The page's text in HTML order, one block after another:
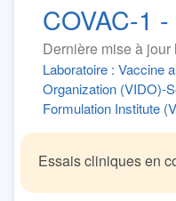
COVAC-1
Dernière mise à jour
Laboratoire : Vaccine
Organization (VIDO)-
Formulation Institute
Essais cliniques en